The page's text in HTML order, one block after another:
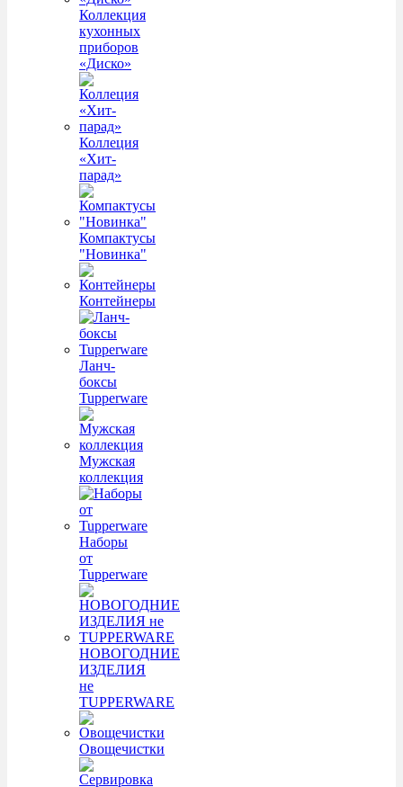
Коллекция
кухонных
приборов
«Диско»
Коллеция
«Хит-
парад»
Компактусы
"Новинка"
Контейнеры
Ланч-
боксы
Tupperware
Мужская
коллекция
Наборы
от
Tupperware
НОВОГОДНИЕ
ИЗДЕЛИЯ
не
TUPPERWARE
Овощечистки